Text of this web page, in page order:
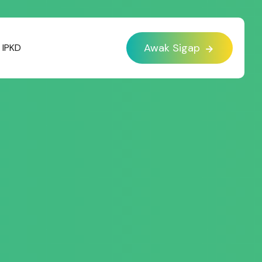
IPKD Awak Sigap